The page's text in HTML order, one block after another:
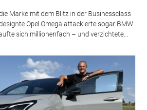
Marke mit dem Blitz in der Businessclass
Opel Omega attackierte sogar BMW
sich millionenfach – und verzichtete...